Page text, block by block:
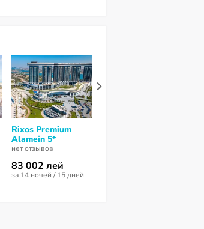
Rixos Premium
Alamein 5*
нет отзывов
83 002 лей
за 14 ночей / 15 дней